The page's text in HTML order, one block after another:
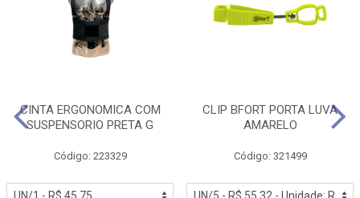
CINTA ERGONOMICA COM
SUSPENSORIO PRETA G
Código: 223329
CLIP BFORT PORTA LUVA
AMARELO
Código: 321499